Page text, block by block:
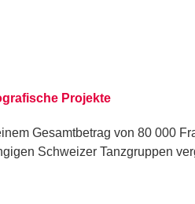
Projekte
Gesamtbetrag von 80 000
Schweizer Tanzgruppen